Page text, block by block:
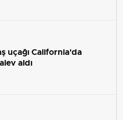
uçağı California'da
aldı